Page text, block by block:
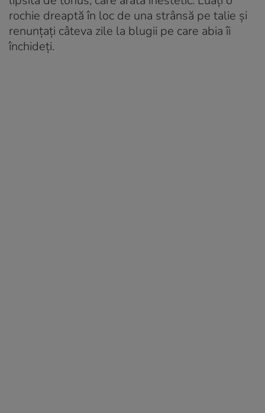
rochie dreaptă în loc de una strânsă pe talie și
renunțați câteva zile la blugii pe care abia îi
închideți.